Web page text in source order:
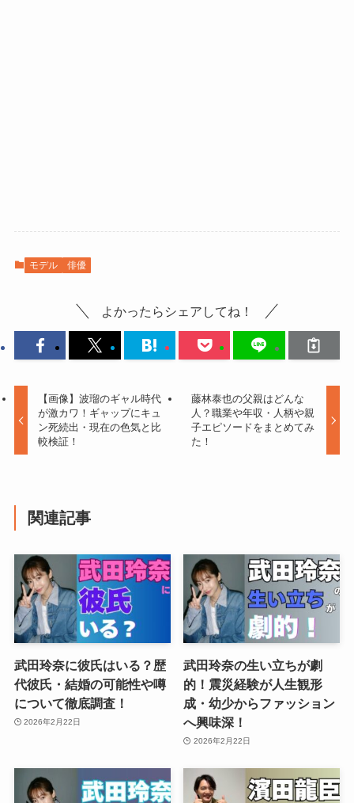
モデル 俳優
よかったらシェアしてね！
【画像】波瑠のギャル時代
が激カワ！ギャップにキュ
ン死続出・現在の色気と比
較検証！
藤林泰也の父親はどんな
人？職業や年収・人柄や親
子エピソードをまとめてみ
た！
関連記事
武田玲奈に彼氏はいる？歴
代彼氏・結婚の可能性や噂
について徹底調査！
2026年2月22日
武田玲奈の生い立ちが劇
的！震災経験が人生観形
成・幼少からファッション
へ興味深！
2026年2月22日